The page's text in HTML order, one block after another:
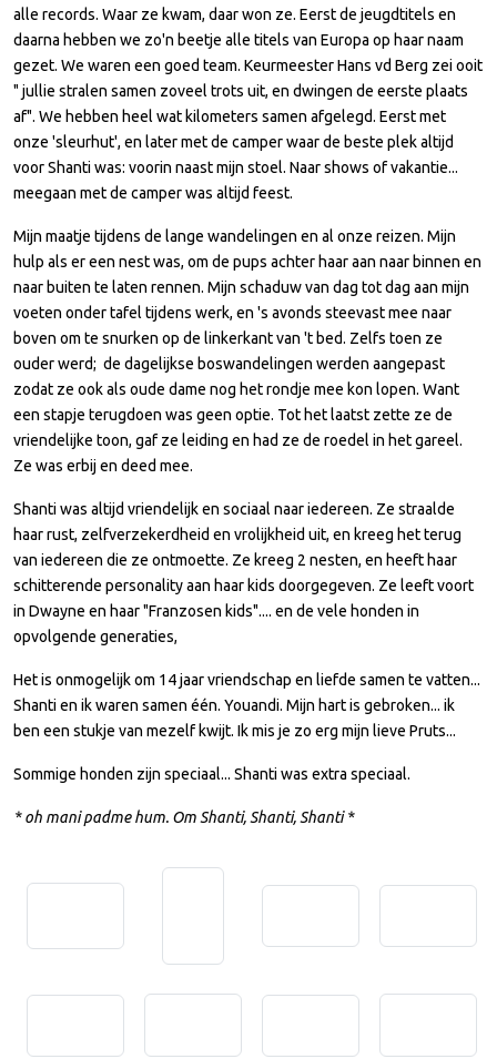
alle records. Waar ze kwam, daar won ze. Eerst de jeugdtitels en
daarna hebben we zo'n beetje alle titels van Europa op haar naam
gezet. We waren een goed team. Keurmeester Hans vd Berg zei ooit
" jullie stralen samen zoveel trots uit, en dwingen de eerste plaats
af". We hebben heel wat kilometers samen afgelegd. Eerst met
onze 'sleurhut', en later met de camper waar de beste plek altijd
voor Shanti was: voorin naast mijn stoel. Naar shows of vakantie...
meegaan met de camper was altijd feest.
Mijn maatje tijdens de lange wandelingen en al onze reizen. Mijn
hulp als er een nest was, om de pups achter haar aan naar binnen en
naar buiten te laten rennen. Mijn schaduw van dag tot dag aan mijn
voeten onder tafel tijdens werk, en 's avonds steevast mee naar
boven om te snurken op de linkerkant van 't bed. Zelfs toen ze
ouder werd; de dagelijkse boswandelingen werden aangepast
zodat ze ook als oude dame nog het rondje mee kon lopen. Want
een stapje terugdoen was geen optie. Tot het laatst zette ze de
vriendelijke toon, gaf ze leiding en had ze de roedel in het gareel.
Ze was erbij en deed mee.
Shanti was altijd vriendelijk en sociaal naar iedereen. Ze straalde
haar rust, zelfverzekerdheid en vrolijkheid uit, en kreeg het terug
van iedereen die ze ontmoette. Ze kreeg 2 nesten, en heeft haar
schitterende personality aan haar kids doorgegeven. Ze leeft voort
in Dwayne en haar "Franzosen kids".... en de vele honden in
opvolgende generaties,
Het is onmogelijk om 14 jaar vriendschap en liefde samen te vatten...
Shanti en ik waren samen één. Youandi. Mijn hart is gebroken... ik
ben een stukje van mezelf kwijt. Ik mis je zo erg mijn lieve Pruts...
Sommige honden zijn speciaal... Shanti was extra speciaal.
* oh mani padme hum. Om Shanti, Shanti, Shanti *